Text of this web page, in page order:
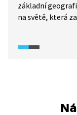
základní
na světě, která
podmínky. Video